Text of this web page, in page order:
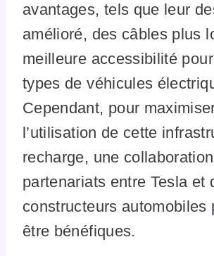
avantages, tels que leur
amélioré, des câbles plus
meilleure accessibilité
types de véhicules
Cependant, pour
l’utilisation de cette
recharge, une
partenariats entre Tesla et
constructeurs automobiles
être bénéfiques.